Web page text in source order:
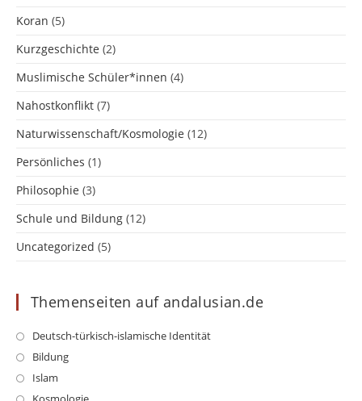
Koran (5)
Kurzgeschichte (2)
Muslimische Schüler*innen (4)
Nahostkonflikt (7)
Naturwissenschaft/Kosmologie (12)
Persönliches (1)
Philosophie (3)
Schule und Bildung (12)
Uncategorized (5)
Themenseiten auf andalusian.de
Deutsch-türkisch-islamische IdentitätOpens
BildungOpens
a
Islam
in
Opens